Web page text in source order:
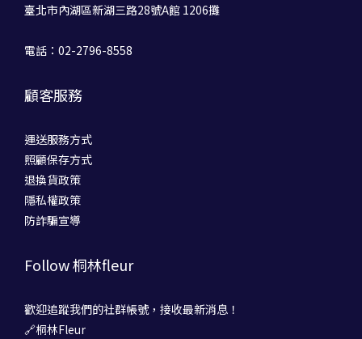
臺北市內湖區新湖三路28號A館 1206攤
電話：02-2796-8558
顧客服務
運送服務方式
照顧保存方式
退換貨政策
隱私權政策
防詐騙宣導
Follow 桐林fleur
歡迎追蹤我們的社群帳號，接收最新消息！
🔗桐林Fleur